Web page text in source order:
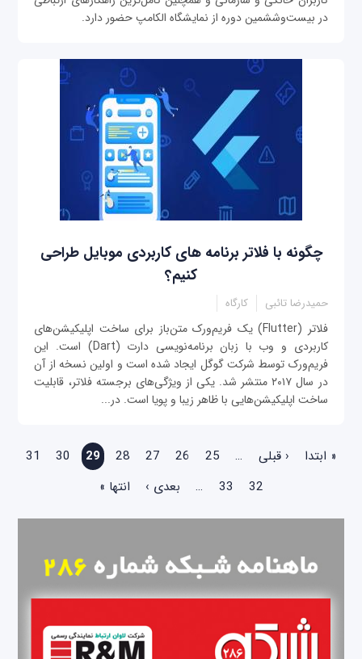
در بیست‌وششمین دوره از نمایشگاه الکامپ حضور دارد.
چگونه با فلاتر برنامه های کاربردی موبایل طراحی
کنیم؟
حمیدرضا تائبی کارگاه
فلاتر (Flutter) یک فریم‌ورک متن‌باز برای ساخت اپلیکیشن‌های
کاربردی و وب با زبان برنامه‌نویسی دارت (Dart) است. این
فریم‌ورک توسط شرکت گوگل ایجاد شده است و اولین نسخه از آن
در سال ۲۰۱۷ منتشر شد. یکی از ویژگی‌های برجسته فلاتر، قابلیت
ساخت اپلیکیشن‌هایی با ظاهر زیبا و پویا است. در...
صفحه‌ها
« ابتدا ‹ قبلی …
25
26
27
28
29
30
31
32
33
… بعدی › انتها »